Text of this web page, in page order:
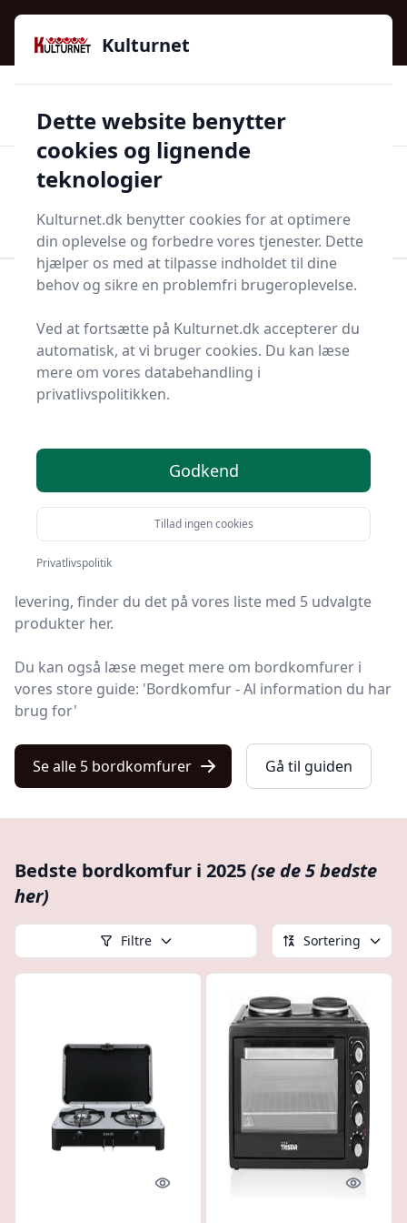
Kulturnet - Alt Det Gode I Livet | Din Kulturguide Siden
2016
97 kategorier 👍Kun godkendte butikker
Start søgning
Bolig og indretning
Ovne- og tilbehør
Bordkomfur
Bedste bordkomfur i
2025 - se de 5 bedste her
Find de bedste bordkomfurer på Kulturnet! Vi har
udvalgt 5 top-produkter, så du er sikret kvalitet og
værdi.
Uanset om du leder efter kvalitet, et prisvenligt
levering, finder du det på vores liste med 5 udvalgte
produkter her.
Du kan også læse meget mere om bordkomfurer i
vores store guide: 'Bordkomfur - Al information du har
brug for'
Se alle 5 bordkomfurer Gå til guiden
Bedste bordkomfur i 2025(se de 5 bedste
her)
Filtre Sortering
Quick look Quick
Kulturnet
Dette website benytter
cookies og lignende
teknologier
Kulturnet.dk benytter cookies for at optimere
din oplevelse og forbedre vores tjenester. Dette
hjælper os med at tilpasse indholdet til dine
behov og sikre en problemfri brugeroplevelse.
Ved at fortsætte på Kulturnet.dk accepterer du
automatisk, at vi bruger cookies. Du kan læse
mere om vores databehandling i
privatlivspolitikken.
Godkend
Tillad ingen cookies
Privatlivspolitik